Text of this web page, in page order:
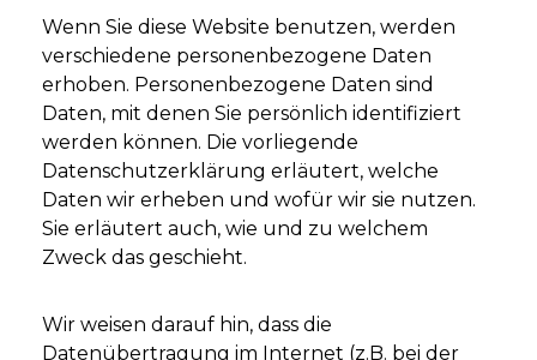
Wenn Sie diese Website benutzen, werden
verschiedene personenbezogene Daten
erhoben. Personenbezogene Daten sind
Daten, mit denen Sie persönlich identifiziert
werden können. Die vorliegende
Datenschutzerklärung erläutert, welche
Daten wir erheben und wofür wir sie nutzen.
Sie erläutert auch, wie und zu welchem
Zweck das geschieht.
Wir weisen darauf hin, dass die
Datenübertragung im Internet (z.B. bei der